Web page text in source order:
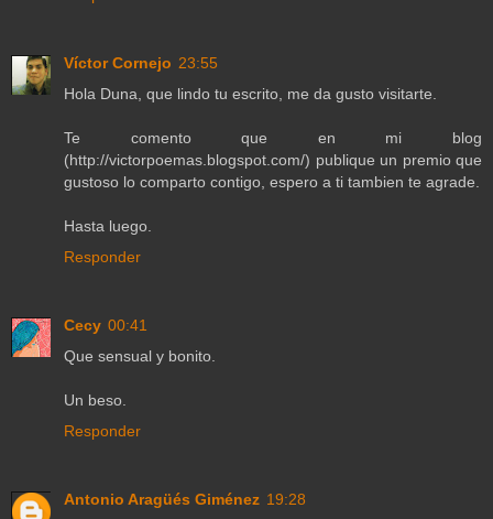
Víctor Cornejo 23:55
Hola Duna, que lindo tu escrito, me da gusto visitarte.
Te comento que en mi blog
(http://victorpoemas.blogspot.com/) publique un premio que
gustoso lo comparto contigo, espero a ti tambien te agrade.
Hasta luego.
Responder
Cecy 00:41
Que sensual y bonito.
Un beso.
Responder
Antonio Aragüés Giménez 19:28